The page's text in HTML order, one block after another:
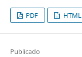
PDF HTML
Publicado